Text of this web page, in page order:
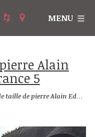
MENU
5
pierre Alain Edouard Bidal sur France 5